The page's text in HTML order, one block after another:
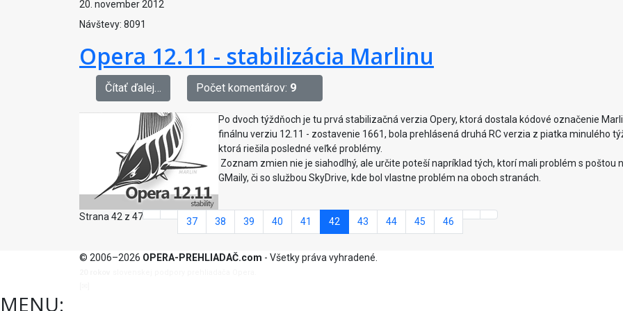
20. november 2012
Návštevy: 8091
Opera 12.11 - stabilizácia Marlinu
Čítať ďalej… Počet komentárov: 9
Po dvoch týždňoch je tu prvá stabilizačná verzia Opery, ktorá dostala kódové označenie
finálnu verziu 12.11 - zostavenie 1661, bola prehlásená druhá RC verzia z piatka minulého
ktorá riešila posledné veľké problémy.
Zoznam zmien nie je siahodlhý, ale určite poteší napríklad tých, ktorí mali problém s poštou
GMaily, či so službou SkyDrive, kde bol vlastne problém na oboch stranách.
Strana 42 z 47 37 38 39 40 41 42 43 44 45 46
© 2006–2026 OPERA-PREHLIADAČ.com - Všetky práva vyhradené.
MENU: